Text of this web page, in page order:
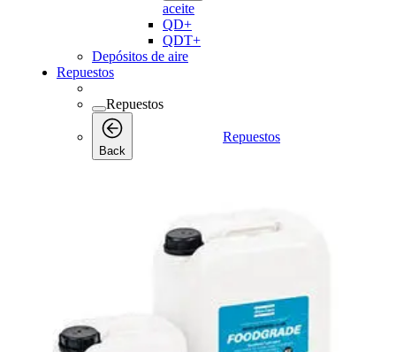
aceite
QD+
QDT+
Depósitos de aire
Repuestos
Repuestos
Back
Repuestos
Kits de mantenimiento
Kits de